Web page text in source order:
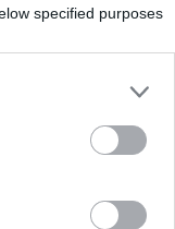
specified purposes